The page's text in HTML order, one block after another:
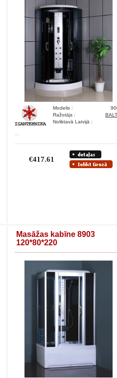
Modelis :
Ražotājs :
Noliktavā Latvijā :
€417.61
Masāžas kabīne 8903
120*80*220